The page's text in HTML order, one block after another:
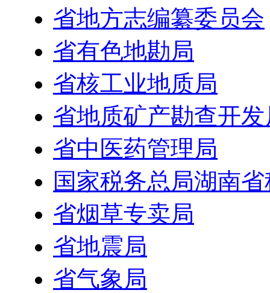
省地方志编纂委员会
省有色地勘局
省核工业地质局
省地质矿产勘查开发
省中医药管理局
国家税务总局湖南
省烟草专卖局
省地震局
省气象局